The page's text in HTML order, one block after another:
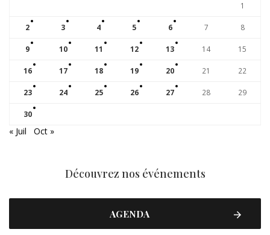
1
2 3 4 5 6 7 8
9 10 11 12 13 14 15
16 17 18 19 20 21 22
23 24 25 26 27 28 29
30
« Juil Oct »
Découvrez nos événements
AGENDA